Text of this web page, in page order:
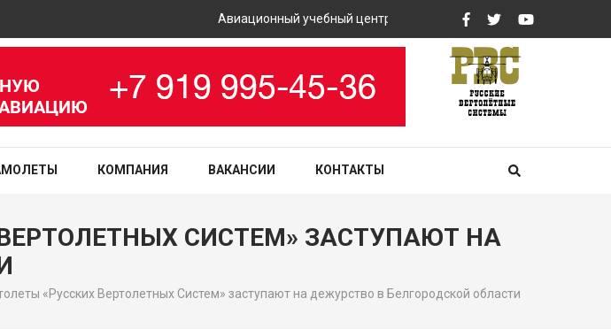
Авиационный учебный центр «РВС» закупит вертолетные тренажеры
КОМПАНИЯ ВАКАНСИИ КОНТАКТЫ
СИСТЕМ» ЗАСТУПАЮТ НА
«Русских Вертолетных Систем» заступают на дежурство в Белгородской области